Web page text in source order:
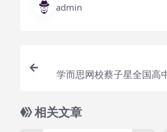
admin
学而思网校蔡子星全国高
相关文章